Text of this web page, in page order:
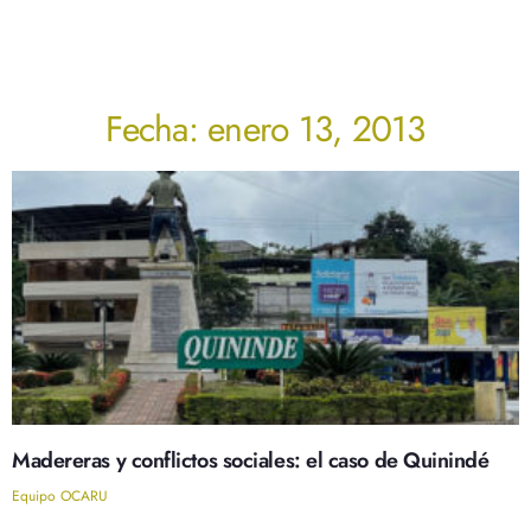
Fecha: enero 13, 2013
Madereras y conflictos sociales: el caso de Quinindé
Equipo OCARU